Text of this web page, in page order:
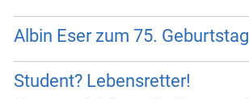
Albin Eser zum 75. Geburtstag
Student? Lebensretter!